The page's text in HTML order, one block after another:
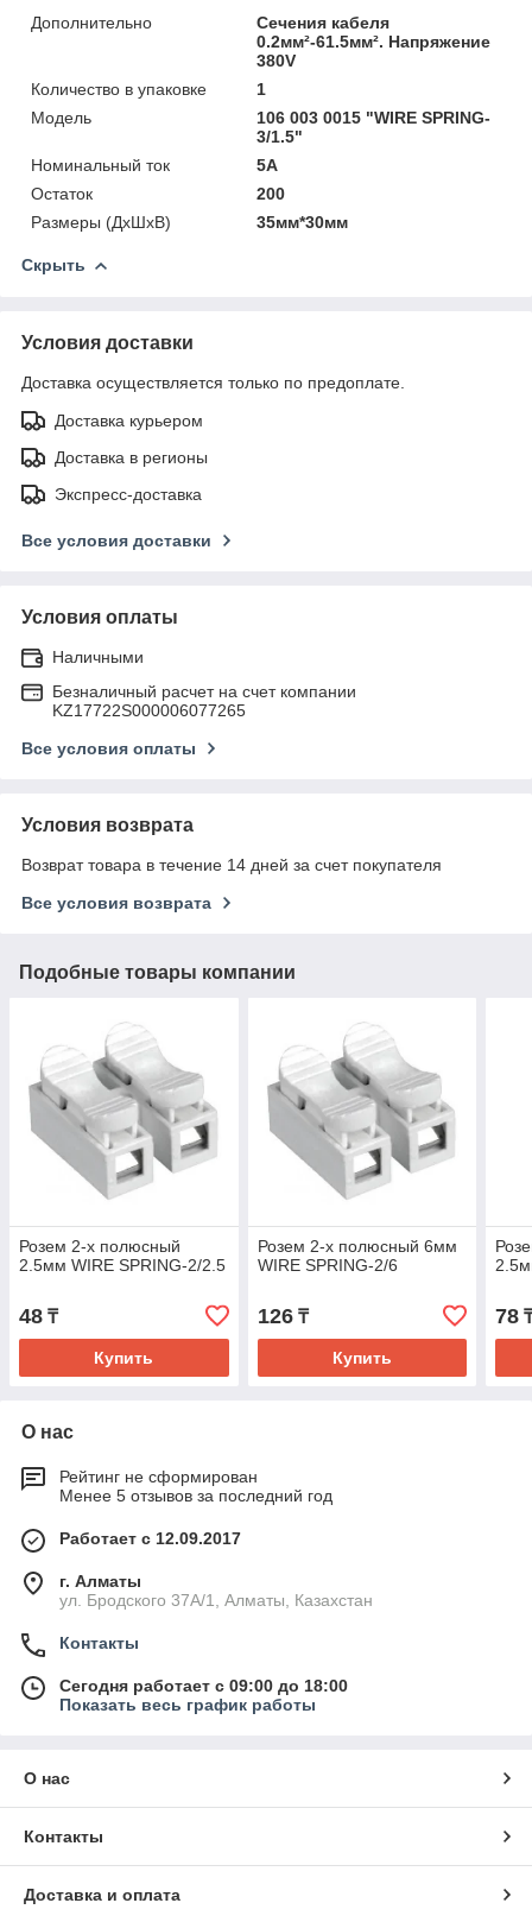
Дополнительно
Сечения кабеля
0.2мм²-61.5мм². Напряжение
380V
Количество в упаковке
1
Модель
106 003 0015 "WIRE SPRING-
3/1.5"
Номинальный ток
5А
Остаток
200
Размеры (ДхШхВ)
35мм*30мм
Скрыть
Условия доставки
Доставка осуществляется только по предоплате.
Доставка курьером
Доставка в регионы
Экспресс-доставка
Все условия доставки
Условия оплаты
Наличными
Безналичный расчет на счет компании
KZ17722S000006077265
Все условия оплаты
Условия возврата
Возврат товара в течение 14 дней за счет покупателя
Все условия возврата
Подобные товары компании
Розем 2-х полюсный
2.5мм WIRE SPRING-2/2.5
48 ₸
Купить
Розем 2-х полюсный 6мм
WIRE SPRING-2/6
126₸
Купить
78
О нас
Рейтинг не сформирован
Менее 5 отзывов за последний год
Работает с 12.09.2017
г. Алматы
ул. Бродского 37А/1, Алматы, Казахстан
Контакты
Сегодня работает с 09:00 до 18:00
Показать весь график работы
О нас
Контакты
Доставка и оплата